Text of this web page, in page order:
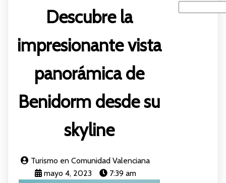
Descubre la
impresionante vista
panorámica de
Benidorm desde su
skyline
Turismo en Comunidad Valenciana
mayo 4, 2023
7:39 am